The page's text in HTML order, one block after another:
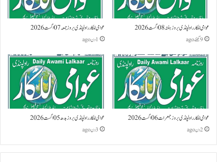
عوامی للکار راولپنڈی بروز ہفتہ 08 اگست 2026
9 گھنٹے ago
عوامی للکار راولپنڈی بروز جمعہ 07 اگست 2026
1 دن ago
عوامی للکار راولپنڈی بروز جمعرات 06 اگست 2026
2 دن ago
عوامی للکار راولپنڈی بروز بدھ 05 اگست 2026
3 دن ago